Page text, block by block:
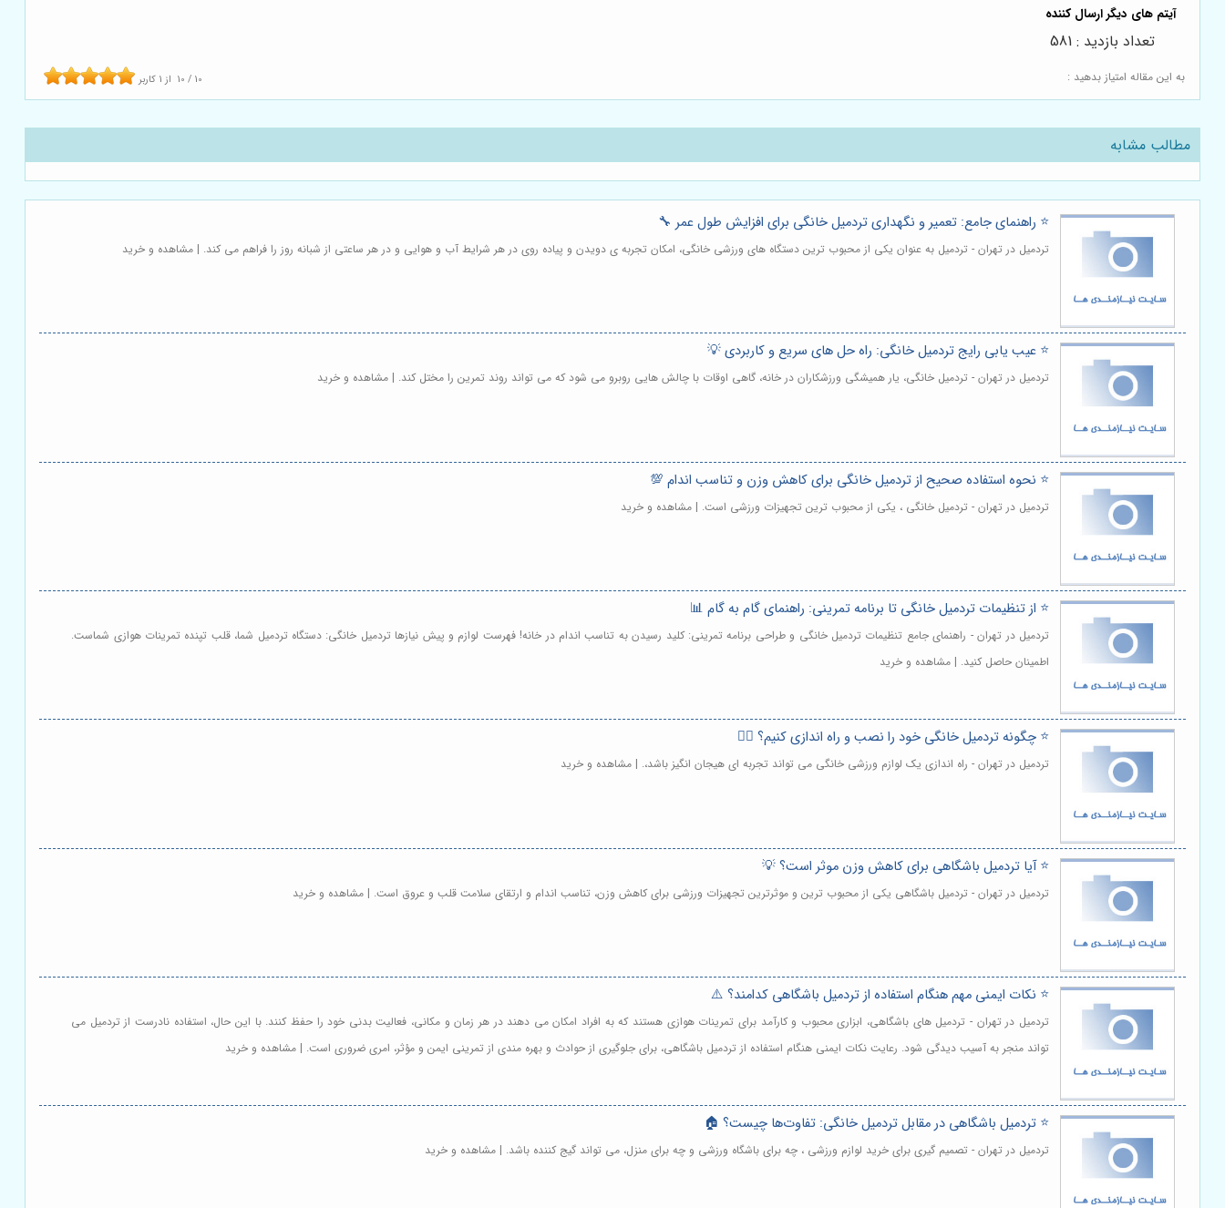
به این مقاله امتیاز بدهید : 10 / 10 از 1 کاربر
تعداد بازدید : 581
مطالب مشابه
⭐️ راهنمای جامع: تعمیر و نگهداری تردمیل خانگی برای افزایش طول عمر 🔧
تردمیل در تهران - تردمیل به عنوان یکی از محبوب ترین دستگاه های ورزشی خانگی، امکان تجربه ی دویدن و پیاده روی در هر شرایط آب و هوایی و در هر ساعتی از شبانه روز را فراهم می کند. | مشاهده و خرید
⭐️ عیب یابی رایج تردمیل خانگی: راه حل های سریع و کاربردی 💡
تردمیل در تهران - تردمیل خانگی، یار همیشگی ورزشکاران در خانه، گاهی اوقات با چالش هایی روبرو می شود که می تواند روند تمرین را مختل کند. | مشاهده و خرید
⭐️ نحوه استفاده صحیح از تردمیل خانگی برای کاهش وزن و تناسب اندام 💯
تردمیل در تهران - تردمیل خانگی ، یکی از محبوب ترین تجهیزات ورزشی است. | مشاهده و خرید
⭐️ از تنظیمات تردمیل خانگی تا برنامه تمرینی: راهنمای گام به گام 📊
تردمیل در تهران - راهنمای جامع تنظیمات تردمیل خانگی و طراحی برنامه تمرینی: کلید رسیدن به تناسب اندام در خانه! فهرست لوازم و پیش نیازها تردمیل خانگی: دستگاه تردمیل شما، قلب تپنده تمرینات هوازی شماست.
اطمینان حاصل کنید. | مشاهده و خرید
⭐️ چگونه تردمیل خانگی خود را نصب و راه اندازی کنیم؟ 🏃‍♀️
تردمیل در تهران - راه اندازی یک لوازم ورزشی خانگی می تواند تجربه ای هیجان انگیز باشد،. | مشاهده و خرید
⭐️ آیا تردمیل باشگاهی برای کاهش وزن موثر است؟ 💡
تردمیل در تهران - تردمیل باشگاهی یکی از محبوب ترین و موثرترین تجهیزات ورزشی برای کاهش وزن، تناسب اندام و ارتقای سلامت قلب و عروق است. | مشاهده و خرید
⭐️ نکات ایمنی مهم هنگام استفاده از تردمیل باشگاهی کدامند؟ ⚠️
تردمیل در تهران - تردمیل های باشگاهی، ابزاری محبوب و کارآمد برای تمرینات هوازی هستند که به افراد امکان می دهند در هر زمان و مکانی، فعالیت بدنی خود را حفظ کنند. با این حال، استفاده نادرست از تردمیل می
تواند منجر به آسیب دیدگی شود. رعایت نکات ایمنی هنگام استفاده از تردمیل باشگاهی، برای جلوگیری از حوادث و بهره مندی از تمرینی ایمن و مؤثر، امری ضروری است. | مشاهده و خرید
⭐️ تردمیل باشگاهی در مقابل تردمیل خانگی: تفاوت‌ها چیست؟ 🏠
تردمیل در تهران - تصمیم گیری برای خرید لوازم ورزشی ، چه برای باشگاه ورزشی و چه برای منزل، می تواند گیج کننده باشد. | مشاهده و خرید